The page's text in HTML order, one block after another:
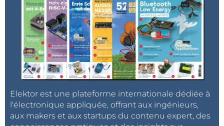
Elektor est une plateforme internationale dédiée à
l'électronique appliquée, offrant aux ingénieurs,
aux makers et aux startups du contenu expert, des